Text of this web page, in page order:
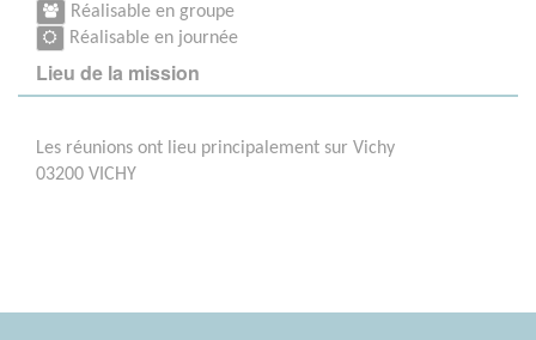
Réalisable en groupe
Réalisable en journée
Lieu de la mission
Les réunions ont lieu principalement sur Vichy
03200 VICHY